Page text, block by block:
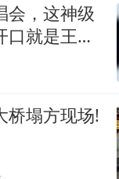
会，这神级
口就是王
桥塌方现场!